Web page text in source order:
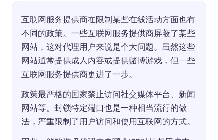
互联网服务提供商在限制某些在线活动方面也有
不同的政策。一些互联网服务提供商屏蔽了某些
网站，这对代理用户来说是个大问题。虽然这些
网站通常提供成人内容或提供赌博游戏，但一些
互联网服务提供商更进了一步。
政策最严格的国家禁止访问社交媒体平台、新闻
网站等。封锁特定端口也是一种相当流行的做
法，严重限制了用户访问和使用互联网的方式。